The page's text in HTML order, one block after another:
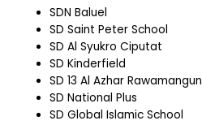
SDN Baluel
SD Saint Peter School
SD Al Syukro Ciputat
SD Kinderfield
SD 13 Al Azhar Rawamangun
SD National Plus
SD Global Islamic School